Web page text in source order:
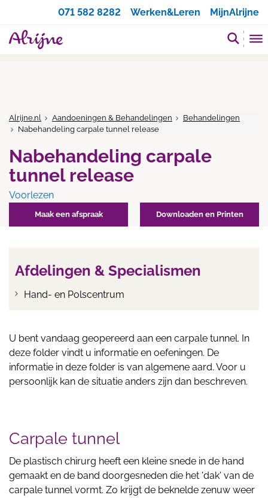
071 582 8282
Werken&Leren MijnAlrijne
Alrijne.nl Aandoeningen & Behandelingen
Behandelingen
Nabehandeling carpale tunnel release
Nabehandeling carpale
tunnel release
Voorlezen
Maak een afspraak Downloaden en Printen
Afdelingen & Specialismen
Hand- en Polscentrum
U bent vandaag geopereerd aan een carpale tunnel. In
deze folder vindt u informatie en oefeningen. De
informatie in deze folder is van algemene aard. Voor u
persoonlijk kan de situatie anders zijn dan beschreven.
Carpale tunnel
De plastisch chirurg heeft een kleine snede in de hand
gemaakt en de band doorgesneden die het 'dak' van de
carpale tunnel vormt. Zo krijgt de beknelde zenuw weer